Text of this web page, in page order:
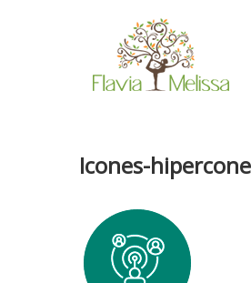
Pular para o conteúdo
Icones-